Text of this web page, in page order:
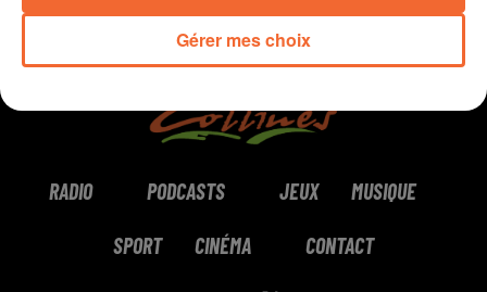
RADIO PODCASTS JEUX MUSIQUE
SPORT CINÉMA CONTACT
Gérer mes choix